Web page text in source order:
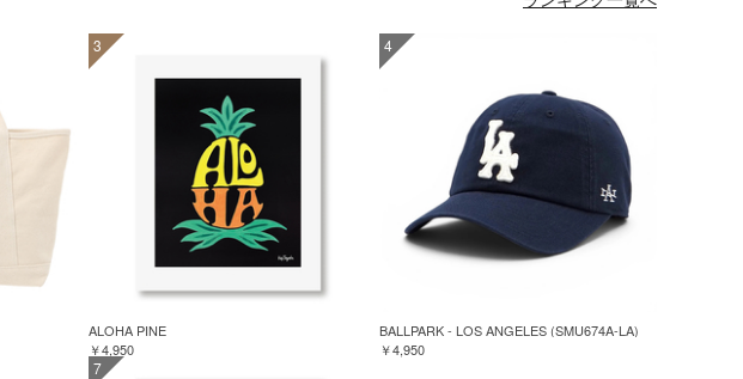
3
ALOHA PINE
￥4,950
4
BALLPARK - LOS ANGELES (SMU674A-LA)
￥4,950
7